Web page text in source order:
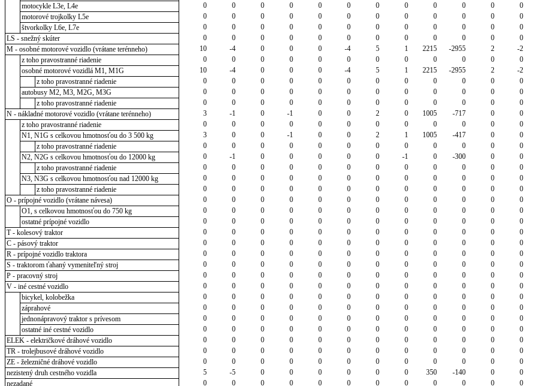
motocykle L3e, L4e
0 0 0 0 0 0 0 0 0 0 0 0
motorové trojkolky L5e
0 0 0 0 0 0 0 0 0 0 0 0
štvorkolky L6e, L7e
0 0 0 0 0 0 0 0 0 0 0 0
LS - snežný skúter
0 0 0 0 0 0 0 0 0 0 0 0
M - osobné motorové vozidlo (vrátane terénneho)
10 -4 0 0 0 -4 5 1 2215 -2955 2 -2
z toho pravostranné riadenie
0 0 0 0 0 0 0 0 0 0 0 0
osobné motorové vozidlá M1, M1G
10 -4 0 0 0 -4 5 1 2215 -2955 2 -2
z toho pravostranné riadenie
0 0 0 0 0 0 0 0 0 0 0 0
autobusy M2, M3, M2G, M3G
0 0 0 0 0 0 0 0 0 0 0 0
z toho pravostranné riadenie
0 0 0 0 0 0 0 0 0 0 0 0
N - nákladné motorové vozidlo (vrátane terénneho)
3 -1 0 -1 0 0 2 0 1005 -717 0 0
z toho pravostranné riadenie
0 0 0 0 0 0 0 0 0 0 0 0
N1, N1G s celkovou hmotnosťou do 3 500 kg
3 0 0 -1 0 0 2 1 1005 -417 0 0
z toho pravostranné riadenie
0 0 0 0 0 0 0 0 0 0 0 0
N2, N2G s celkovou hmotnosťou do 12000 kg
0 -1 0 0 0 0 0 -1 0 -300 0 0
z toho pravostranné riadenie
0 0 0 0 0 0 0 0 0 0 0 0
N3, N3G s celkovou hmotnosťou nad 12000 kg
0 0 0 0 0 0 0 0 0 0 0 0
z toho pravostranné riadenie
0 0 0 0 0 0 0 0 0 0 0 0
O - prípojné vozidlo (vrátane návesa)
0 0 0 0 0 0 0 0 0 0 0 0
O1, s celkovou hmotnosťou do 750 kg
0 0 0 0 0 0 0 0 0 0 0 0
ostatné prípojné vozidlo
0 0 0 0 0 0 0 0 0 0 0 0
T - kolesový traktor
0 0 0 0 0 0 0 0 0 0 0 0
C - pásový traktor
0 0 0 0 0 0 0 0 0 0 0 0
R - prípojné vozidlo traktora
0 0 0 0 0 0 0 0 0 0 0 0
S - traktorom ťahaný vymeniteľný stroj
0 0 0 0 0 0 0 0 0 0 0 0
P - pracovný stroj
0 0 0 0 0 0 0 0 0 0 0 0
V - iné cestné vozidlo
0 0 0 0 0 0 0 0 0 0 0 0
bicykel, kolobežka
0 0 0 0 0 0 0 0 0 0 0 0
záprahové
0 0 0 0 0 0 0 0 0 0 0 0
jednonápravový traktor s prívesom
0 0 0 0 0 0 0 0 0 0 0 0
ostatné iné cestné vozidlo
0 0 0 0 0 0 0 0 0 0 0 0
ELEK - električkové dráhové vozidlo
0 0 0 0 0 0 0 0 0 0 0 0
TR - trolejbusové dráhové vozidlo
0 0 0 0 0 0 0 0 0 0 0 0
ZE - železničné dráhové vozidlo
0 0 0 0 0 0 0 0 0 0 0 0
nezistený druh cestného vozidla
5 -5 0 0 0 0 0 0 350 -140 0 0
nezadané
0 0 0 0 0 0 0 0 0 0 0 0